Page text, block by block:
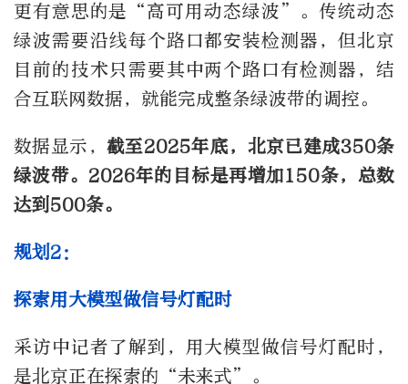
更有意思的是“高可用动态绿波”。传统动态
绿波需要沿线每个路口都安装检测器，但北京
目前的技术只需要其中两个路口有检测器，结
合互联网数据，就能完成整条绿波带的调控。
数据显示，截至2025年底，北京已建成350条
绿波带。2026年的目标是再增加150条，总数
达到500条。
规划2：
探索用大模型做信号灯配时
采访中记者了解到，用大模型做信号灯配时，
是北京正在探索的“未来式”。